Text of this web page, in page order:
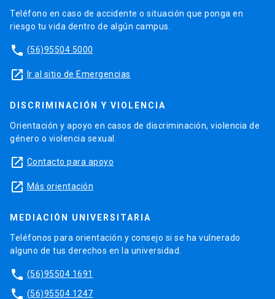
Teléfono en caso de accidente o situación que ponga en
riesgo tu vida dentro de algún campus.
phone (56)95504 5000
launch Ir al sitio de Emergencias
DISCRIMINACIÓN Y VIOLENCIA
Orientación y apoyo en casos de discriminación, violencia de
género o violencia sexual.
launch Contacto para apoyo
launch Más orientación
MEDIACIÓN UNIVERSITARIA
Teléfonos para orientación y consejo si se ha vulnerado
alguno de tus derechos en la universidad.
phone (56)95504 1691
phone (56)95504 1247